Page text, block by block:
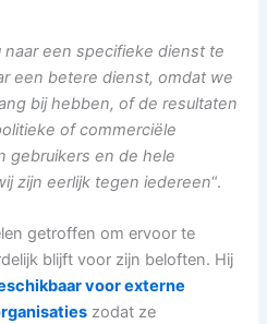
naar een specifieke dienst te
een betere dienst, omdat we
bij hebben, of de resultaten
of commerciële
gebruikers en de hele
zijn eerlijk tegen iedereen“.
getroffen om ervoor te
blijft voor zijn beloften. Hij
voor externe
zodat ze